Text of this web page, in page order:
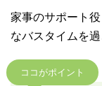
家事のサポート
なバスタイムを
ココがポイント